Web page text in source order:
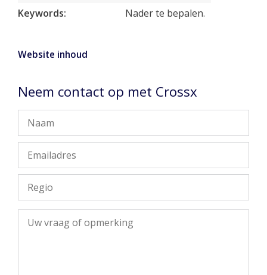
Keywords: Nader te bepalen.
Website inhoud
Neem contact op met Crossx